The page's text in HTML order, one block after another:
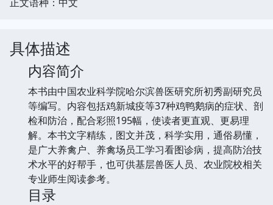
具体描述
内容简介
本书由中国农业科学院哈尔滨兽医研究所初秀副研究员
等编写。内容包括鸡新城疫等37种鸡鸭鹅病的症状、剖
检和防治，配合彩照195幅，使读者更直观、更易理
解。本书文字精练，图文并茂，科学实用，通俗易懂，
是广大养禽户、养禽场员工学习看图诊病，提高防治技
术水平的好帮手，也可供基层兽医人员、农业院校相关
专业师生阅读参考。
目录